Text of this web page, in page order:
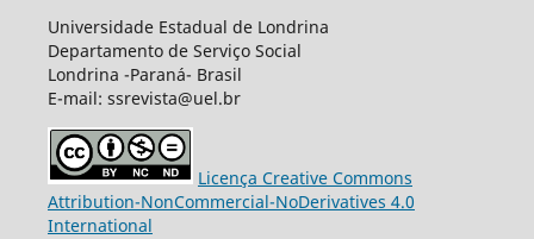
Universidade Estadual de Londrina
Departamento de Serviço Social
Londrina -Paraná- Brasil
E-mail: ssrevista@uel.br
Licença Creative Commons
Attribution-NonCommercial-NoDerivatives 4.0
International